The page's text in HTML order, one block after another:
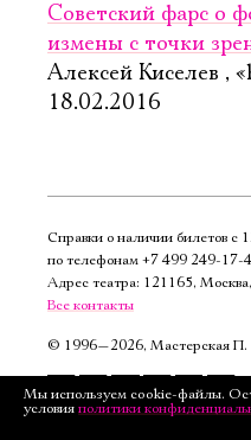
Советский фарс о
измены с точки
Алексей Киселев ,
18.02.2016
Справки о наличии билетов с
по телефонам +7 499
Адрес театра: 121165,
Все контакты
© 1996—2026, Мастерская П.
Мы используем cookie-файлы.
условия политики